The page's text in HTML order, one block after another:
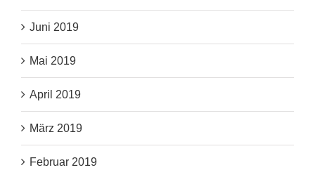
Juni 2019
Mai 2019
April 2019
März 2019
Februar 2019